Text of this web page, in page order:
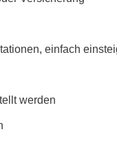
einfach
werden